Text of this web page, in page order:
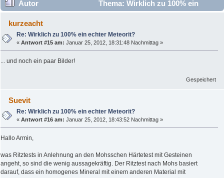
Autor
Thema: Wirklich zu 100% ein
echter Meteorit? (Gelesen 20188 mal)
kurzeacht
Re: Wirklich zu 100% ein echter Meteorit?
«Antwort #15 am: Januar 25, 2012, 18:31:48 Nachmittag »
... und noch ein paar Bilder!
Gespeichert
Suevit
Re: Wirklich zu 100% ein echter Meteorit?
«Antwort #16 am: Januar 25, 2012, 18:43:52 Nachmittag »
Hallo Armin,
was Ritztests in Anlehnung an den Mohsschen Härtetest mit Gesteinen
angeht, so sind die wenig aussagekräftig. Der Ritztest nach Mohs basiert
darauf, dass ein homogenes Mineral mit einem anderen Material mit